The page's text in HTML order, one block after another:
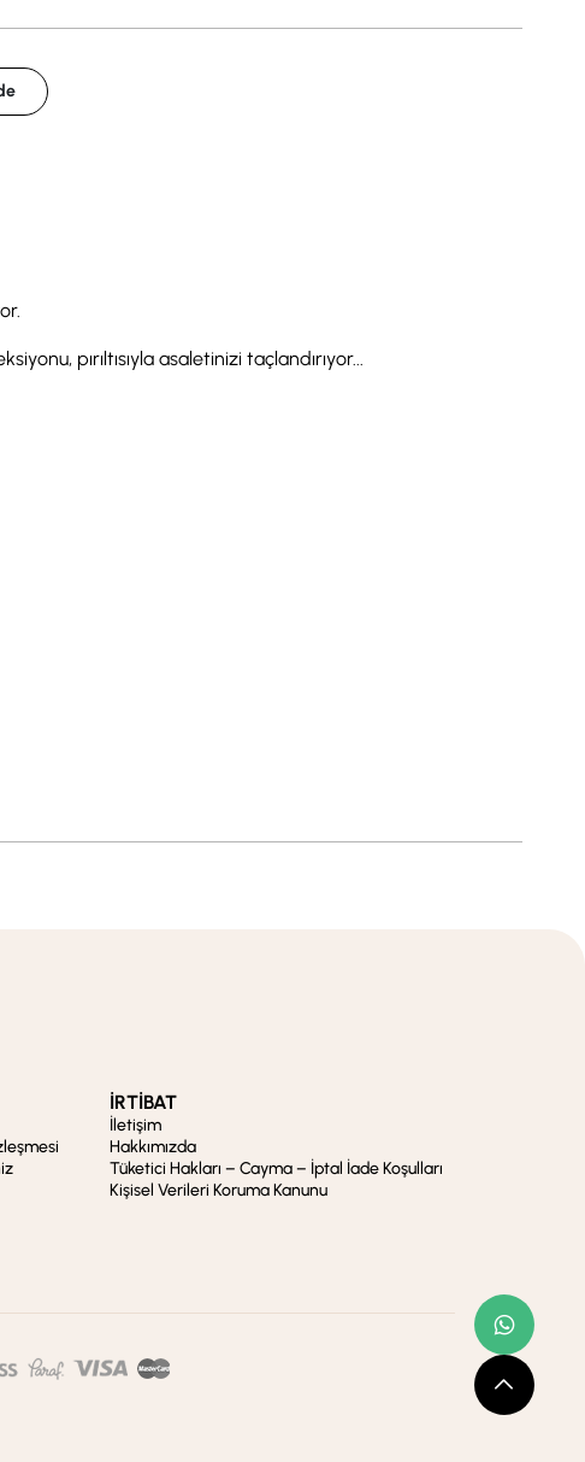
pırıltısıyla asaletinizi taçlandırıyor...
İRTİBAT
İletişim
Hakkımızda
Tüketici Hakları – Cayma – İptal İade Koşulları
Kişisel Verileri Koruma Kanunu